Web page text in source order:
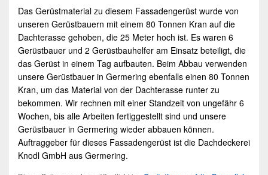
Das Gerüstmaterial zu diesem Fassadengerüst wurde von
unseren Gerüstbauern mit einem 80 Tonnen Kran auf die
Dachterasse gehoben, die 25 Meter hoch ist. Es waren 6
Gerüstbauer und 2 Gerüstbauhelfer am Einsatz beteiligt, die
das Gerüst in einem Tag aufbauten. Beim Abbau verwenden
unsere Gerüstbauer in Germering ebenfalls einen 80 Tonnen
Kran, um das Material von der Dachterasse runter zu
bekommen. Wir rechnen mit einer Standzeit von ungefähr 6
Wochen, bis alle Arbeiten fertiggestellt sind und unsere
Gerüstbauer in Germering wieder abbauen können.
Auftraggeber für dieses Fassadengerüst ist die Dachdeckerei
Knodl GmbH aus Germering.